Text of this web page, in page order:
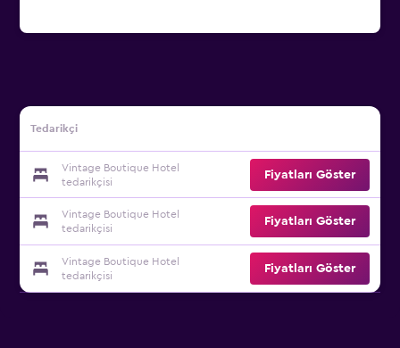
Tedarikçi
Vintage Boutique Hotel
tedarikçisi
Fiyatları Göster
Vintage Boutique Hotel
tedarikçisi
Fiyatları Göster
Vintage Boutique Hotel
tedarikçisi
Fiyatları Göster